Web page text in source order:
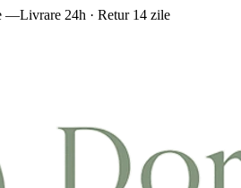
—Livrare 24h · Retur 14 zile